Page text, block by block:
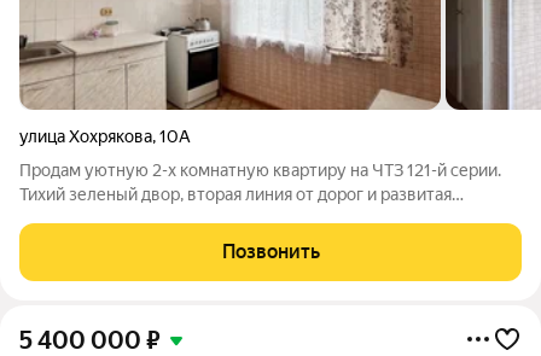
улица Хохрякова,10А
Продам уютную 2-х комнатную квартиру на ЧТЗ 121-й серии.
Тихий зеленый двор, вторая линия от дорог и развитая
любимой многими 121-й серии. Главный козырь раздельные
комнаты. В просторном зале
Позвонить
5 400 000 ₽